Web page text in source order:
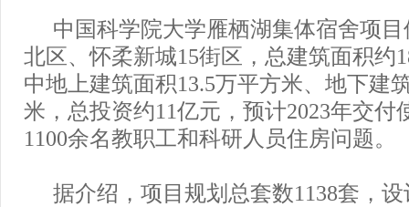
中国科学院大学雁栖湖集体宿舍项
北区、怀柔新城15街区，总建筑面积约
中地上建筑面积13.5万平方米、地下建
米，总投资约11亿元，预计2023年交付
1100余名教职工和科研人员住房问题。
据介绍，项目规划总套数1138套，